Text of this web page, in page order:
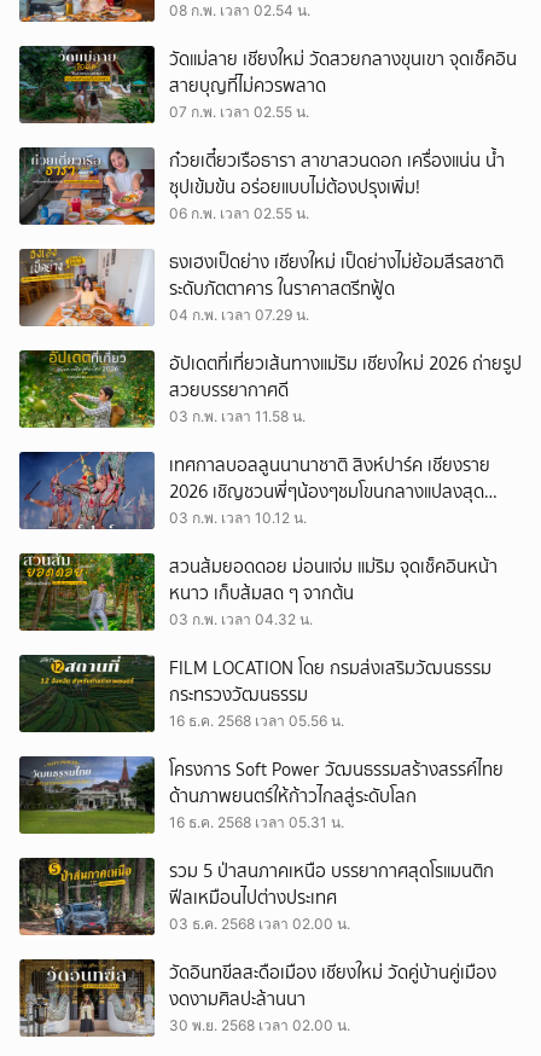
08 ก.พ. เวลา 02.54 น.
วัดแม่ลาย เชียงใหม่ วัดสวยกลางขุนเขา จุดเช็คอิน
สายบุญที่ไม่ควรพลาด
07 ก.พ. เวลา 02.55 น.
ก๋วยเตี๋ยวเรือธารา สาขาสวนดอก เครื่องแน่น น้ำ
ซุปเข้มข้น อร่อยแบบไม่ต้องปรุงเพิ่ม!
06 ก.พ. เวลา 02.55 น.
ธงเฮงเป็ดย่าง เชียงใหม่ เป็ดย่างไม่ย้อมสีรสชาติ
ระดับภัตตาคาร ในราคาสตรีทฟู้ด
04 ก.พ. เวลา 07.29 น.
อัปเดตที่เที่ยวเส้นทางแม่ริม เชียงใหม่ 2026 ถ่ายรูป
สวยบรรยากาศดี
03 ก.พ. เวลา 11.58 น.
เทศกาลบอลลูนนานาชาติ สิงห์ปาร์ค เชียงราย
2026 เชิญชวนพี่ๆน้องๆชมโขนกลางแปลงสุด
อลังการ
03 ก.พ. เวลา 10.12 น.
สวนส้มยอดดอย ม่อนแจ่ม แม่ริม จุดเช็คอินหน้า
หนาว เก็บส้มสด ๆ จากต้น
03 ก.พ. เวลา 04.32 น.
FILM LOCATION โดย กรมส่งเสริมวัฒนธรรม
กระทรวงวัฒนธรรม
16 ธ.ค. 2568 เวลา 05.56 น.
โครงการ Soft Power วัฒนธรรมสร้างสรรค์ไทย
ด้านภาพยนตร์ให้ก้าวไกลสู่ระดับโลก
16 ธ.ค. 2568 เวลา 05.31 น.
รวม 5 ป่าสนภาคเหนือ บรรยากาศสุดโรแมนติก
ฟีลเหมือนไปต่างประเทศ
03 ธ.ค. 2568 เวลา 02.00 น.
วัดอินทขีลสะดือเมือง เชียงใหม่ วัดคู่บ้านคู่เมือง
งดงามศิลปะล้านนา
30 พ.ย. 2568 เวลา 02.00 น.